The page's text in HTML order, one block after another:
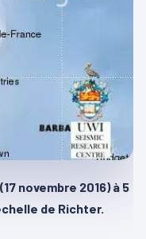
novembre 2016) à 5
de Richter.